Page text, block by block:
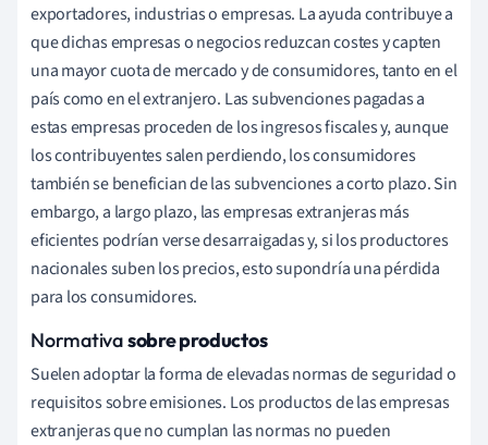
exportadores, industrias o empresas. La ayuda contribuye a
que dichas empresas o negocios reduzcan costes y capten
una mayor cuota de mercado y de consumidores, tanto en el
país como en el extranjero. Las subvenciones pagadas a
estas empresas proceden de los ingresos fiscales y, aunque
los contribuyentes salen perdiendo, los consumidores
también se benefician de las subvenciones a corto plazo. Sin
embargo, a largo plazo, las empresas extranjeras más
eficientes podrían verse desarraigadas y, si los productores
nacionales suben los precios, esto supondría una pérdida
para los consumidores.
Normativasobre productos
Suelen adoptar la forma de elevadas normas de seguridad o
requisitos sobre emisiones. Los productos de las empresas
extranjeras que no cumplan las normas no pueden